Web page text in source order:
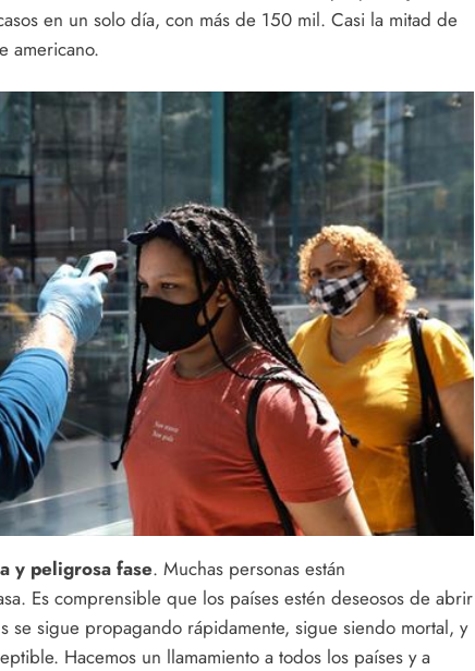
en un solo día, con más de 150 mil. Casi la mitad de
americano.
y peligrosa fase. Muchas personas están
Es comprensible que los países estén deseosos de abrir
se sigue propagando rápidamente, sigue siendo mortal, y
Hacemos un llamamiento a todos los países y a